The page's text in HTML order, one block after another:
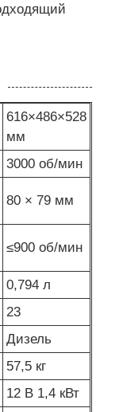
616×486×528
мм
3000 об/мин
80 × 79 мм
≤900 об/мин
0,794 л
23
Дизель
57,5 кг
12 В 1,4 кВт